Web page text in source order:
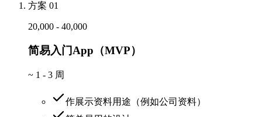
方案 01
20,000 - 40,000
简易入门App（MVP）
~ 1 - 3 周
作展示资料用途（例如公司资料）